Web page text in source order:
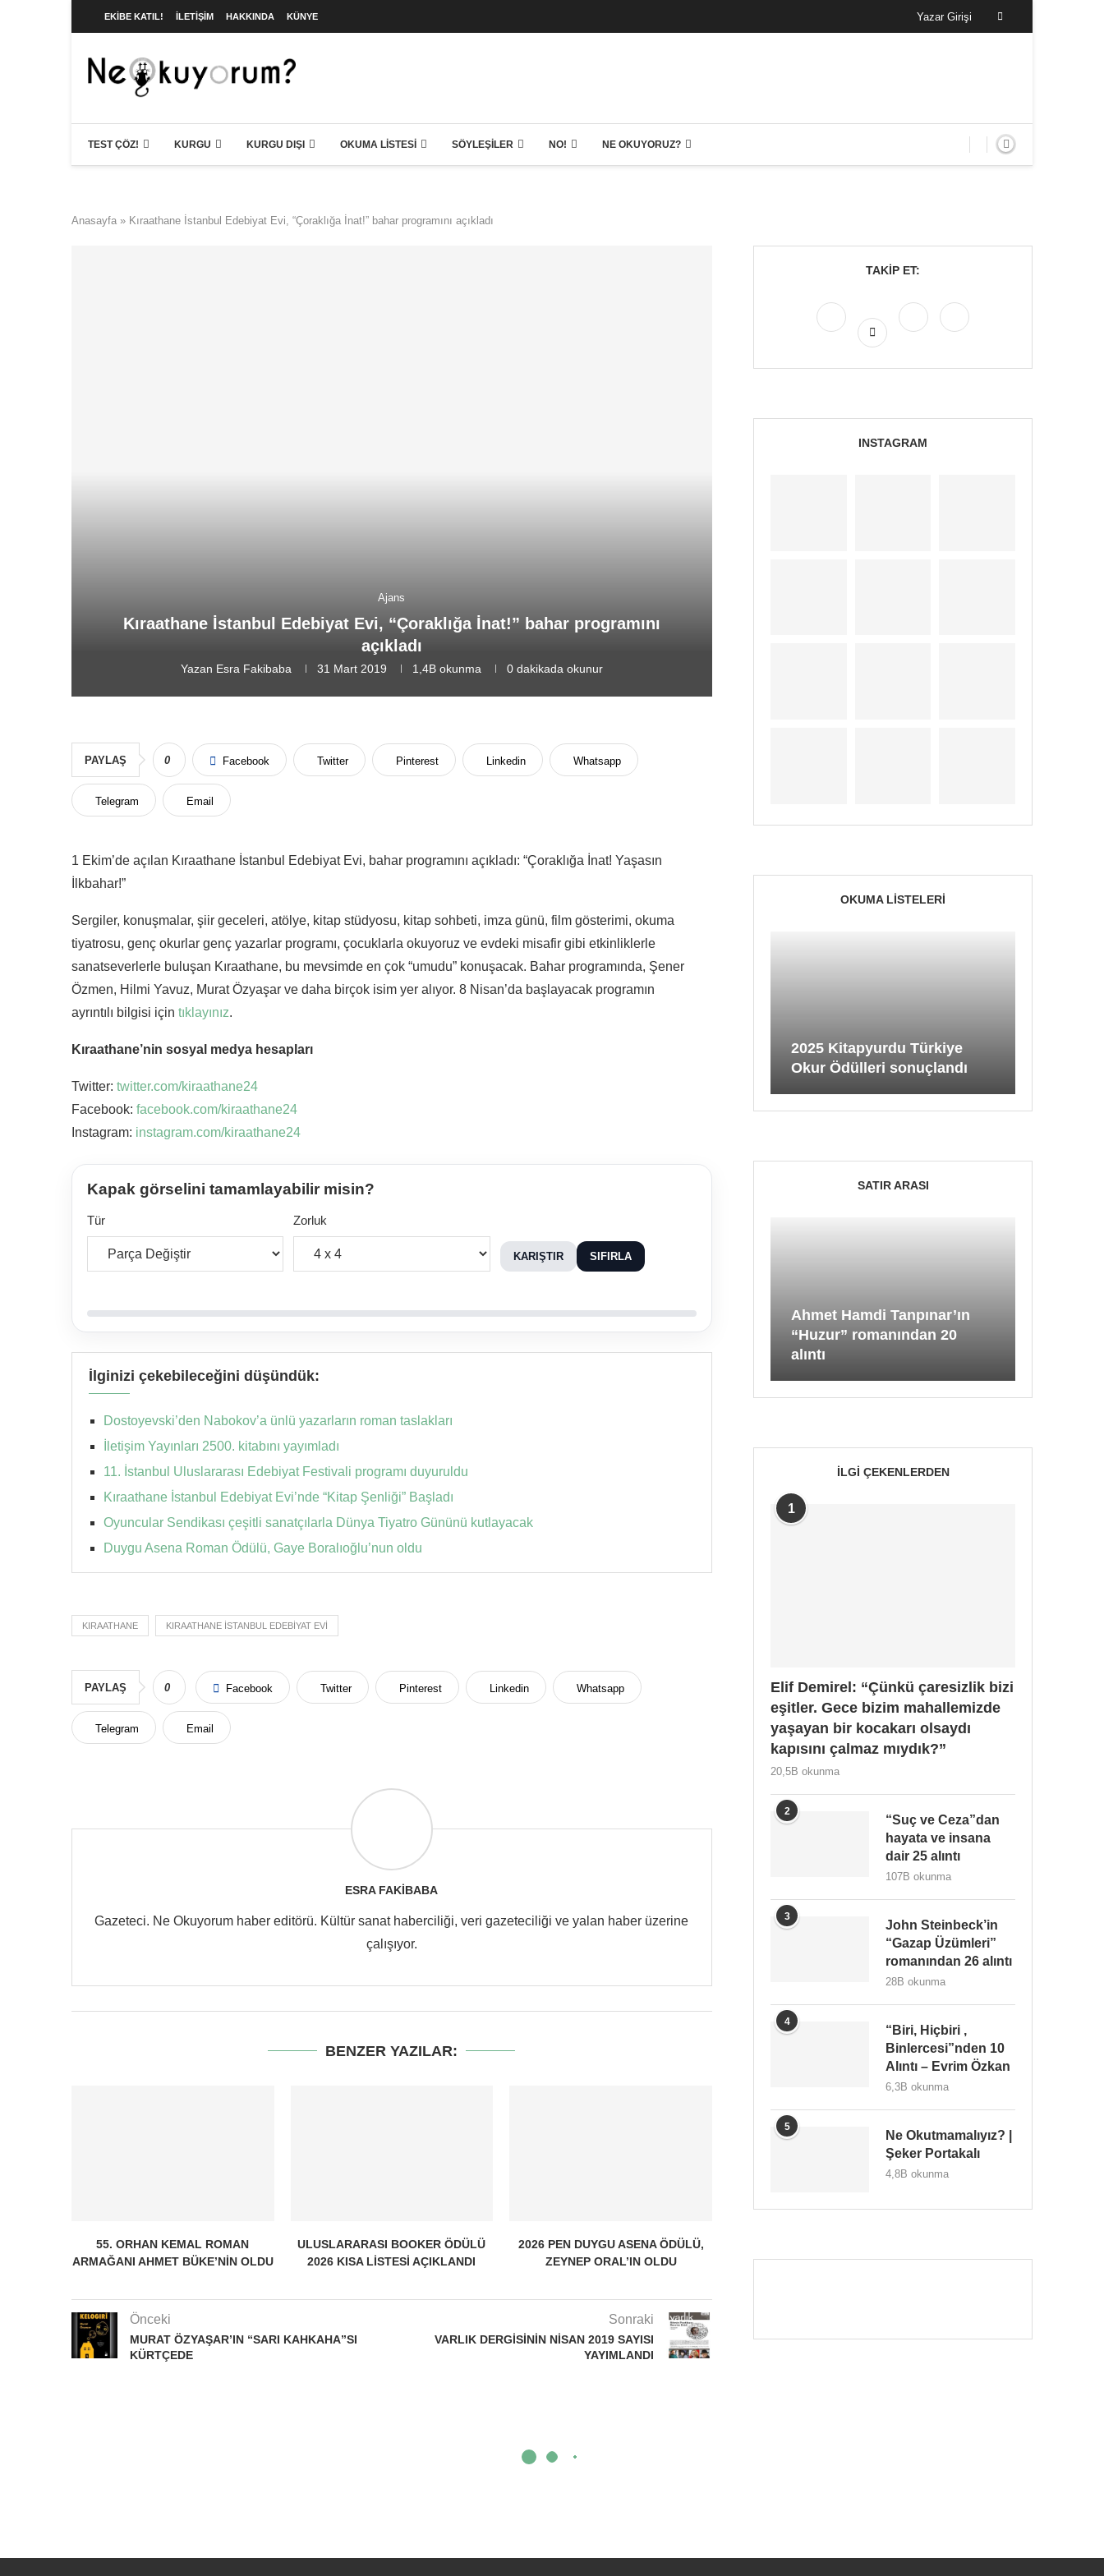
EKIBE KATIL! İLETIŞIM HAKKINDA KÜNYE Yazar Girişi
TEST ÇÖZ! KURGU KURGU DIŞI OKUMA LISTESI SÖYLEŞILER NO! NE OKUYORUZ?
Anasayfa » Kıraathane İstanbul Edebiyat Evi, “Çoraklığa İnat!” bahar programını açıkladı
Ajans
Kıraathane İstanbul Edebiyat Evi, “Çoraklığa İnat!” bahar programını
açıkladı
Yazan Esra Fakibaba 31 Mart 2019 1,4Bokunma 0 dakikada okunur
PAYLAŞ 0 Facebook Twitter Pinterest Linkedin Whatsapp
Telegram Email
1 Ekim’de açılan Kıraathane İstanbul Edebiyat Evi, bahar programını açıkladı: “Çoraklığa İnat! Yaşasın
İlkbahar!”
Sergiler, konuşmalar, şiir geceleri, atölye, kitap stüdyosu, kitap sohbeti, imza günü, film gösterimi, okuma
tiyatrosu, genç okurlar genç yazarlar programı, çocuklarla okuyoruz ve evdeki misafir gibi etkinliklerle
sanatseverlerle buluşan Kıraathane, bu mevsimde en çok “umudu” konuşacak. Bahar programında, Şener
Özmen, Hilmi Yavuz, Murat Özyaşar ve daha birçok isim yer alıyor. 8 Nisan’da başlayacak programın
ayrıntılı bilgisi için tıklayınız.
Kıraathane’nin sosyal medya hesapları
Twitter: twitter.com/kiraathane24
Facebook: facebook.com/kiraathane24
Instagram: instagram.com/kiraathane24
Kapak görselini tamamlayabilir misin?
Tür Zorluk
KARIŞTIR SIFIRLA
İlginizi çekebileceğini düşündük:
Dostoyevski’den Nabokov’a ünlü yazarların roman taslakları
İletişim Yayınları 2500. kitabını yayımladı
11. İstanbul Uluslararası Edebiyat Festivali programı duyuruldu
Kıraathane İstanbul Edebiyat Evi’nde “Kitap Şenliği” Başladı
Oyuncular Sendikası çeşitli sanatçılarla Dünya Tiyatro Gününü kutlayacak
Duygu Asena Roman Ödülü, Gaye Boralıoğlu’nun oldu
KIRAATHANE KIRAATHANE İSTANBUL EDEBIYAT EVI
PAYLAŞ 0 Facebook Twitter Pinterest Linkedin Whatsapp
Telegram Email
ESRA FAKIBABA
Gazeteci. Ne Okuyorum haber editörü. Kültür sanat haberciliği, veri gazeteciliği ve yalan haber üzerine
çalışıyor.
BENZER YAZILAR:
55. ORHAN KEMAL ROMAN
ARMAĞANI AHMET BÜKE’NIN OLDU
ULUSLARARASI BOOKER ÖDÜLÜ
2026 KISA LISTESI AÇIKLANDI
2026 PEN DUYGU ASENA ÖDÜLÜ,
ZEYNEP ORAL’IN OLDU
Önceki
MURAT ÖZYAŞAR’IN “SARI KAHKAHA”SI
KÜRTÇEDE
Sonraki
VARLIK DERGISININ NISAN 2019 SAYISI
YAYIMLANDI
TAKIP ET:
INSTAGRAM
OKUMA LISTELERI
2025 Kitapyurdu Türkiye
Okur Ödülleri sonuçlandı
SATIR ARASI
Ahmet Hamdi Tanpınar’ın
“Huzur” romanından 20
alıntı
İLGI ÇEKENLERDEN
1
Elif Demirel: “Çünkü çaresizlik bizi
eşitler. Gece bizim mahallemizde
yaşayan bir kocakarı olsaydı
kapısını çalmaz mıydık?”
20,5B okunma
2
“Suç ve Ceza”dan
hayata ve insana
dair 25 alıntı
107B okunma
3
John Steinbeck’in
“Gazap Üzümleri”
romanından 26 alıntı
28B okunma
4
“Biri, Hiçbiri ,
Binlercesi”nden 10
Alıntı – Evrim Özkan
6,3B okunma
5
Ne Okutmamalıyız? |
Şeker Portakalı
4,8B okunma